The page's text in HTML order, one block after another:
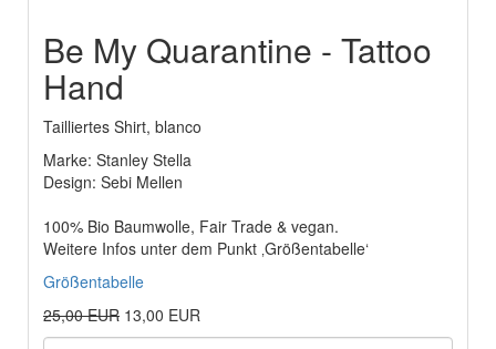
Be My Quarantine - Tattoo
Hand
Tailliertes Shirt, blanco
Marke: Stanley Stella
Design: Sebi Mellen
100% Bio Baumwolle, Fair Trade & vegan.
Weitere Infos unter dem Punkt ‚Größentabelle‘
Größentabelle
25,00 EUR 13,00 EUR